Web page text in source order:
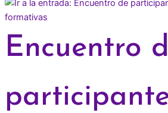
Encuentro